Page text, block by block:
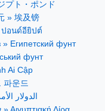
プト・ポンド
» 埃及镑
ปอนด์อียิปต์
Египетский фунт
фунт
Ai Cập
파운드
الدولار